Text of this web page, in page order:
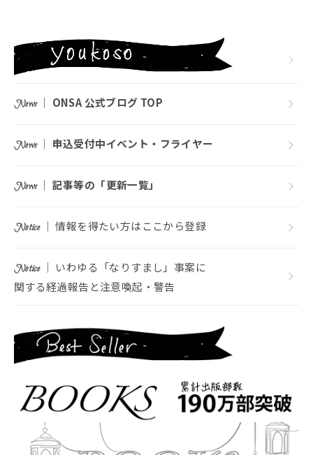
News ｜ ONSA 公式ブログ TOP
News ｜ 申込受付中イベント・フライヤー
News ｜ 記事等の「更新一覧」
Notice｜ 情報を得たい方はここから登録
Notice｜ いわゆる「なりすまし」事案に
関する経過報告と注意喚起・警告